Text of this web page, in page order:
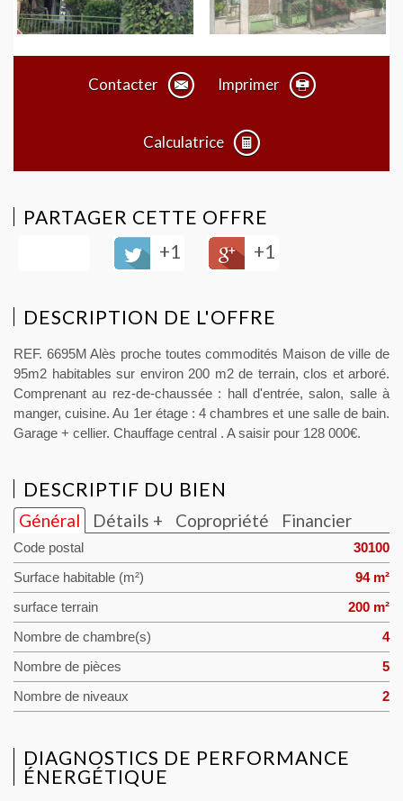
Contacter Imprimer
Calculatrice
PARTAGER CETTE OFFRE
+1
+1
DESCRIPTION DE L'OFFRE
REF. 6695M Alès proche toutes commodités Maison de ville de
95m2 habitables sur environ 200 m2 de terrain, clos et arboré.
Comprenant au rez-de-chaussée : hall d'entrée, salon, salle à
manger, cuisine. Au 1er étage : 4 chambres et une salle de bain.
Garage + cellier. Chauffage central . A saisir pour 128 000€.
DESCRIPTIF DU BIEN
Général Détails + Copropriété Financier
Code postal 30100
Surface habitable (m²) 94 m²
surface terrain 200 m²
Nombre de chambre(s) 4
Nombre de pièces 5
Nombre de niveaux 2
DIAGNOSTICS DE PERFORMANCE
ÉNERGÉTIQUE